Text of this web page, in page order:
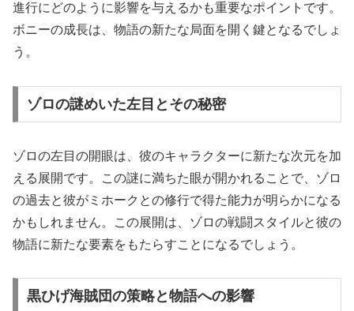
進行にどのように影響を与えるかも重要なポイントです。
ボニーの成長は、物語の新たな局面を開く鍵となるでしょ
う。
ゾロの謎めいた左目とその秘密
ゾロの左目の開眼は、彼のキャラクターに新たな次元を加
える展開です。この謎に満ちた眼が開かれることで、ゾロ
の過去と彼がミホークとの修行で得た能力が明らかになる
かもしれません。この展開は、ゾロの戦闘スタイルと彼の
物語に新たな要素をもたらすことになるでしょう。
黒ひげ海賊団の策略と物語への影響